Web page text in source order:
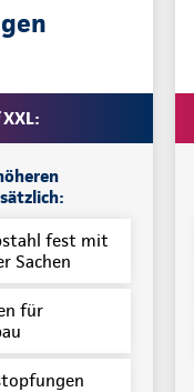
fest mit
Sachen
für